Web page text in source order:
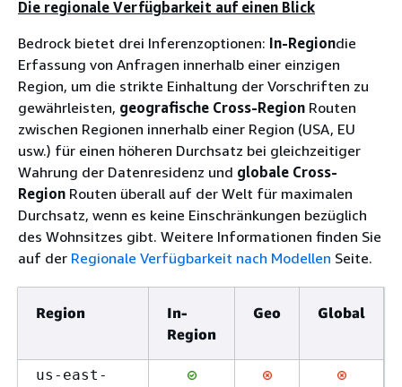
Die regionale Verfügbarkeit auf einen Blick
Bedrock bietet drei Inferenzoptionen: In-Regiondie
Erfassung von Anfragen innerhalb einer einzigen
Region, um die strikte Einhaltung der Vorschriften zu
gewährleisten, geografische Cross-Region Routen
zwischen Regionen innerhalb einer Region (USA, EU
usw.) für einen höheren Durchsatz bei gleichzeitiger
Wahrung der Datenresidenz und globale Cross-
Region Routen überall auf der Welt für maximalen
Durchsatz, wenn es keine Einschränkungen bezüglich
des Wohnsitzes gibt. Weitere Informationen finden Sie
auf der Regionale Verfügbarkeit nach Modellen Seite.
Region
In-
Region
Geo Global
us-east-